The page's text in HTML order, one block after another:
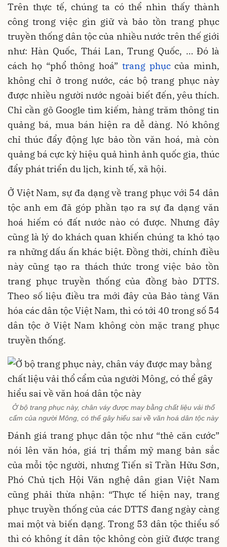
Trên thực tế, chúng ta có thể nhìn thấy thành
công trong việc gìn giữ và bảo tồn trang phục
truyền thống dân tộc của nhiều nước trên thế giới
như: Hàn Quốc, Thái Lan, Trung Quốc, … Đó là
cách họ “phổ thông hoá” trang phụccủa mình,
không chỉ ở trong nước, các bộ trang phục này
được nhiều người nước ngoài biết đến, yêu thích.
Chỉ cần gõ Google tìm kiếm, hàng trăm thông tin
quảng bá, mua bán hiện ra dễ dàng. Nó không
chỉ thúc đẩy động lực bảo tồn văn hoá, mà còn
quảng bá cực kỳ hiệu quả hình ảnh quốc gia, thúc
đẩy phát triển du lịch, kinh tế, xã hội.
Ở Việt Nam, sự đa dạng về trang phục với 54 dân
tộc anh em đã góp phần tạo ra sự đa dạng văn
hoá hiếm có đất nước nào có được. Nhưng đây
cũng là lý do khách quan khiến chúng ta khó tạo
ra những dấu ấn khác biệt. Đồng thời, chính điều
này cũng tạo ra thách thức trong việc bảo tồn
trang phục truyền thống của đồng bào DTTS.
Theo số liệu điều tra mới đây của Bảo tàng Văn
hóa các dân tộc Việt Nam, thì có tới 40 trong số 54
dân tộc ở Việt Nam không còn mặc trang phục
truyền thống.
Ở bộ trang phục này, chân váy được may bằng chất liệu vải thổ
cẩm của người Mông, có thể gây hiểu sai về văn hoá dân tộc này
Đánh giá trang phục dân tộc như “thẻ căn cước”
nói lên văn hóa, giá trị thẩm mỹ mang bản sắc
của mỗi tộc người, nhưng Tiến sĩ Trần Hữu Sơn,
Phó Chủ tịch Hội Văn nghệ dân gian Việt Nam
cũng phải thừa nhận: “Thực tế hiện nay, trang
phục truyền thống của các DTTS đang ngày càng
mai một và biến dạng. Trong 53 dân tộc thiểu số
thì có không ít dân tộc không còn giữ được trang